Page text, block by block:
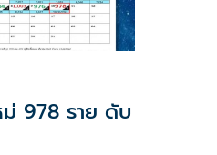
978 ราย ดับ